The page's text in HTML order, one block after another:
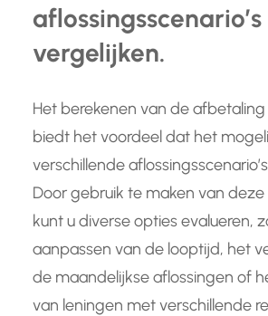
vergelijken.
Het berekenen van de
biedt het voordeel dat het
verschillende
Door gebruik te maken van
kunt u diverse opties evalueren,
aanpassen van de looptijd, het
de maandelijkse aflossingen of
van leningen met verschillende